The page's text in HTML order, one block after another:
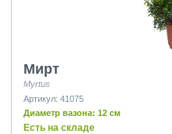
Мирт
Myrtus
Артикул: 41075
Диаметр вазона: 12 см
Есть на складе